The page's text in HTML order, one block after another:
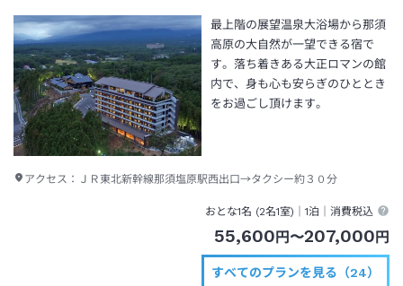
最上階の展望温泉大浴場から那須
高原の大自然が一望できる宿で
す。落ち着きある大正ロマンの館
内で、身も心も安らぎのひととき
をお過ごし頂けます。
アクセス： ＪＲ東北新幹線那須塩原駅西出口→タクシー約３０分
おとな1名 (2名1室)｜1泊 ｜消費税込
55,600円〜207,000円
すべてのプランを見る（24）